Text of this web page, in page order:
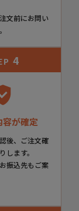
いた履きジワ
ております
いただいてか
らずご了承く
文前にお問い
4
容が確定
後、ご注文確
します。
振込先もご案